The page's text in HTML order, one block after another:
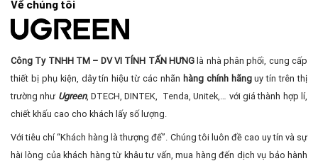
Về chúng tôi
Công Ty TNHH TM – DV VI TÍNH TẤN HƯNGlà nhà phân phối, cung cấp
thiết bị phụ kiện, dây tín hiệu từ các nhãn hàng chính hãnguy tín trên thị
trường như Ugreen, DTECH, DINTEK, Tenda, Unitek,… với giá thành hợp lí,
chiết khấu cao cho khách lấy số lượng.
Với tiêu chí “Khách hàng là thượng đế”. Chúng tôi luôn đề cao uy tín và sự
hài lòng của khách hàng từ khâu tư vấn, mua hàng đến dịch vụ bảo hành